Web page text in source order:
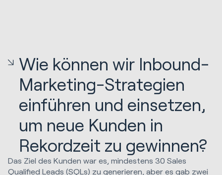
Wie können wir Inbound-
Marketing-Strategien
einführen und einsetzen,
um neue Kunden in
Rekordzeit zu gewinnen?
Das Ziel des Kunden war es, mindestens 30 Sales
Qualified Leads (SQLs) zu generieren, aber es gab zwei